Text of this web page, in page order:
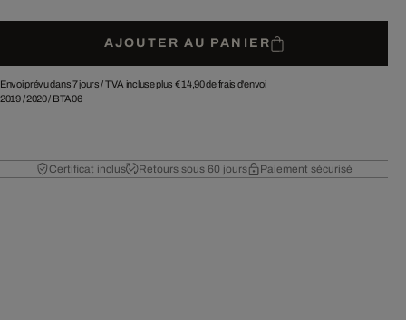
AJOUTER AU PANIER
Envoi prévu dans 7 jours /TVA incluse plus € 14,90de frais d'envoi
2019/2020/ BTA06
Certificat inclus Retours sous 60 jours Paiement sécurisé